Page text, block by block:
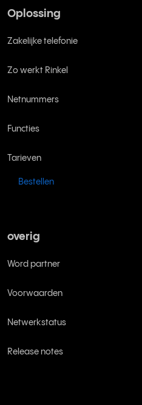
Oplossing
Zakelijke telefonie
Zo werkt Rinkel
Netnummers
Functies
Tarieven
Bestellen
overig
Word partner
Voorwaarden
Netwerkstatus
Release notes